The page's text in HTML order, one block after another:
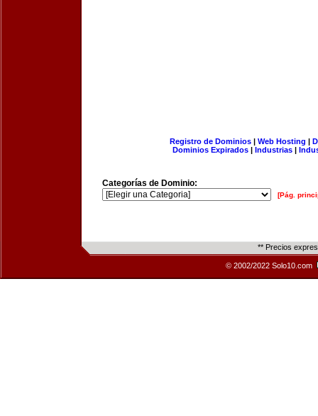
Registro de Dominios| Web Hosting |
Dominios Expirados | Industrias |
Categorías de Dominio:
[Pág.
** Precios
© 2002/2022 Solo10.com